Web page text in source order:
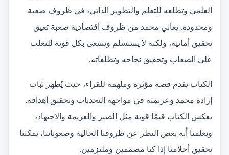
العلمي وتطلعه للتعلم والتطوير الذاتي، في ظروف صعبة
ومحدودة. يعاني محمد من ظروف اقتصادية صعبة تعيق
تحقيق أمانيه، ولكنه لا يستسلم ويسعى بكل قوته للتغلب
على الصعاب وتحقيق نجاحه وتطلعاته.
الكتاب يقدم قصة مؤثرة وملهمة للقراء، حيث يُظهر ثبات
إرادة محمد وعزيمته في مواجهة التحديات وتحقيق أهدافه.
يعكس الكتاب قيمًا قوية مثل الصبر والعزيمة والاجتهاد،
ويعلمنا أنه بغض النظر عن ظروفنا الحالية وصعوباتنا، يمكننا
تحقيق أحلامنا إذا كنا مصممين وملتزمين.